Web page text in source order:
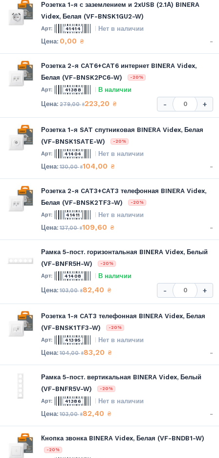
Розетка 1-я с заземлением и 2xUSB (2.1А) BINERA
Videx, Белая (VF-BNSK1GU2-W)
41414 Нет в наличии
0,00 ₴ -
Розетка 2-я CAT6+CAT6 интернет BINERA Videx,
Белая (VF-BNSK2PC6-W)
-20%
41388 В наличии
279,00₴223,20 ₴ - +
Розетка 1-я SAT спутниковая BINERA Videx, Белая
(VF-BNSK1SATE-W)
-20%
41404 Нет в наличии
130,00₴104,00 ₴ -
Розетка 2-я CAT3+CAT3 телефонная BINERA Videx,
Белая (VF-BNSK2TF3-W)
-20%
41411 Нет в наличии
137,00₴109,60 ₴ -
Рамка 5-пост. горизонтальная BINERA Videx, Белый
(VF-BNFR5H-W)
-20%
41408 В наличии
103,00₴82,40 ₴ - +
Розетка 1-я CAT3 телефонная BINERA Videx, Белая
(VF-BNSK1TF3-W)
-20%
41395 Нет в наличии
104,00₴83,20 ₴ -
Рамка 5-пост. вертикальная BINERA Videx, Белый
(VF-BNFR5V-W)
-20%
41386 Нет в наличии
103,00₴82,40 ₴ -
Кнопка звонка BINERA Videx, Белая (VF-BNDB1-W)
-20%